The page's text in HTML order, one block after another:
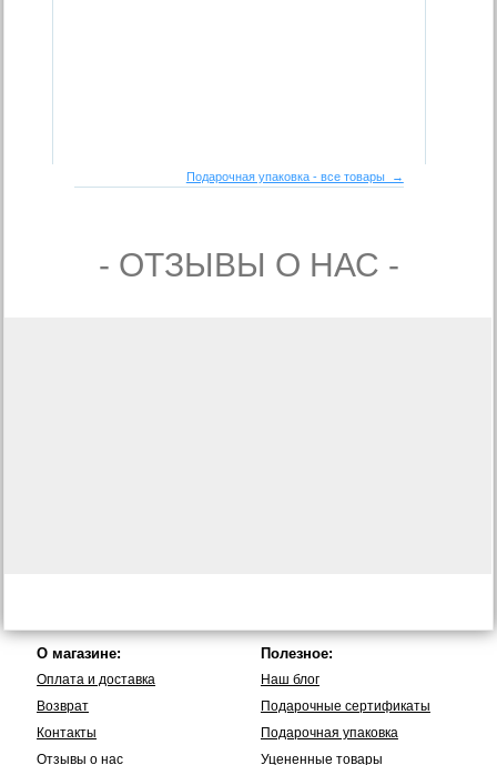
Подарочная упаковка - все товары →
- ОТЗЫВЫ О НАС -
О магазине:
Оплата и доставка
Возврат
Контакты
Отзывы о нас
Полезное:
Наш блог
Подарочные сертификаты
Подарочная упаковка
Уцененные товары